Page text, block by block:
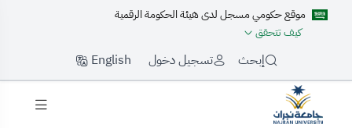
موقع حكومي مسجل لدى هيئة الحكومة الرقمية
كيف تتحقق
إبحث تسجيل دخول English